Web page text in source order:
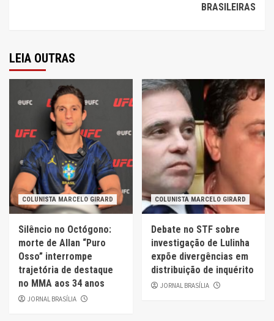
BRASILEIRAS
LEIA OUTRAS
COLUNISTA MARCELO GIRARD
Silêncio no Octógono:
morte de Allan “Puro
Osso” interrompe
trajetória de destaque
no MMA aos 34 anos
JORNAL BRASÍLIA
COLUNISTA MARCELO GIRARD
Debate no STF sobre
investigação de Lulinha
expõe divergências em
distribuição de inquérito
JORNAL BRASÍLIA